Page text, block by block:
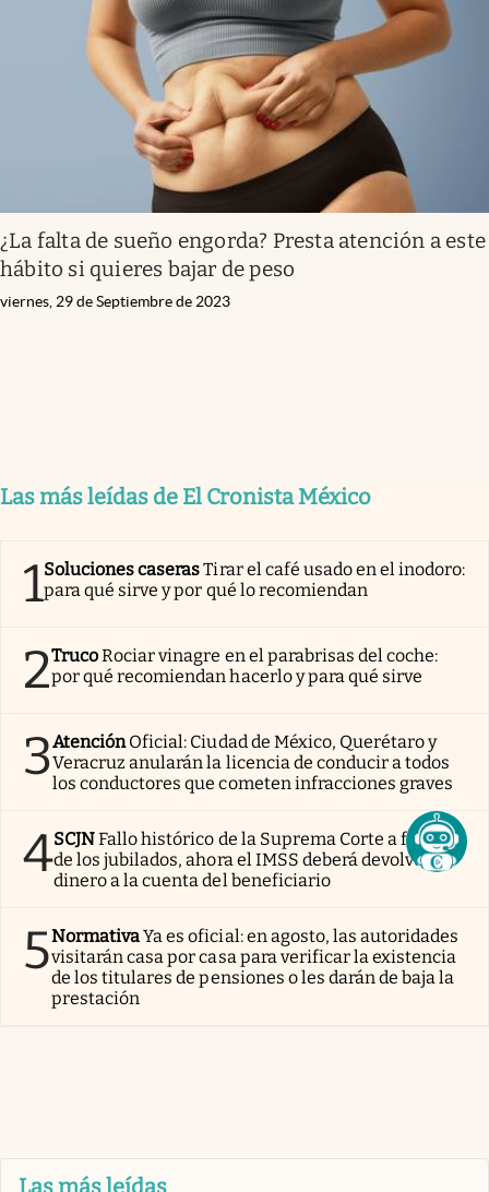
¿La falta de sueño engorda? Presta atención a este
hábito si quieres bajar de peso
viernes, 29 de Septiembre de 2023
Las más leídas de El Cronista México
1Soluciones caserasTirar el café usado en el inodoro:
para qué sirve y por qué lo recomiendan
2TrucoRociar vinagre en el parabrisas del coche:
por qué recomiendan hacerlo y para qué sirve
3AtenciónOficial: Ciudad de México, Querétaro y
Veracruz anularán la licencia de conducir a todos
los conductores que cometen infracciones graves
4SCJNFallo histórico de la Suprema Corte a favor
de los jubilados, ahora el IMSS deberá devolver el
dinero a la cuenta del beneficiario
5NormativaYa es oficial: en agosto, las autoridades
visitarán casa por casa para verificar la existencia
de los titulares de pensiones o les darán de baja la
prestación
Las más leídas